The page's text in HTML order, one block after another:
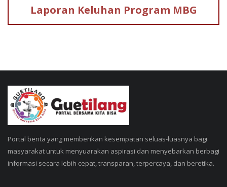
Laporan Keluhan Program MBG
Portal berita yang memberikan kesempatan seluas-luasnya bagi
masyarakat untuk menyuarakan aspirasi dan menyebarkan berbagi
informasi secara lebih cepat, transparan, terpercaya, dan beretika.